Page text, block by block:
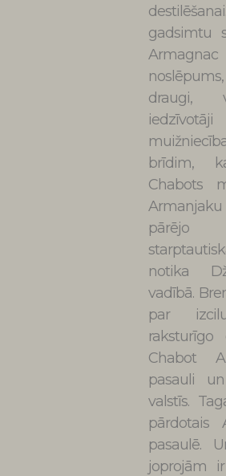
gadsimtu
draugi,
brīdim,
Chabots
pārējo
notika
vadībā.
par
raksturīgo
Chabot
pasauli
valstīs.
pārdotais
pasaulē.
joprojām